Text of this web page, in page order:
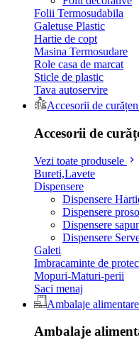
Folii Termosudabila
Galetuse Plastic
Hartie de copt
Masina Termosudare
Role casa de marcat
Sticle de plastic
Tava autoservire
Accesorii de
Accesorii de
Vezi toate produsele
Bureti,Lavete
Dispensere
Dispensere
Dispensere
Dispensere
Dispensere
Galeti
Imbracaminte de
Mopuri-Maturi-perii
Saci menaj
Ambalaje alimentare
Ambalaje